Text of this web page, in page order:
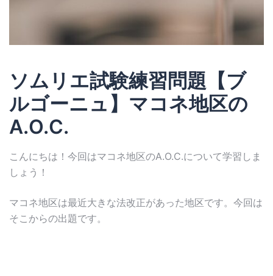
ソムリエ試験練習問題【ブ
ルゴーニュ】マコネ地区の
A.O.C.
こんにちは！今回はマコネ地区のA.O.C.について学習しま
しょう！
マコネ地区は最近大きな法改正があった地区です。今回は
そこからの出題です。